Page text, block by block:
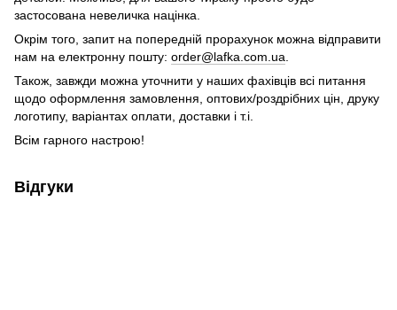
застосована невеличка націнка.
Окрім того, запит на попередній прорахунок можна відправити
нам на електронну пошту: order@lafka.com.ua
Також, завжди можна уточнити у наших фахівців всі питання
щодо оформлення замовлення, оптових/роздрібних цін, друку
логотипу, варіантах оплати, доставки і т.і.
Всім гарного настрою!
Відгуки